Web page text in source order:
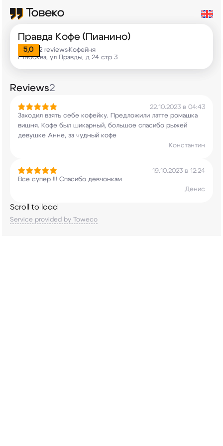
Правда Кофе (Пианино)
5,0 2 reviews•Кофейня
г Москва, ул Правды, д 24 стр 3
Reviews2
22.10.2023 в 04:43
Заходил взять себе кофейку. Предложили латте ромашка
вишня. Кофе был шикарный, большое спасибо рыжей
девушке Анне, за чудный кофе
Константин
19.10.2023 в 12:24
Все супер !!! Спасибо девчонкам
Денис
Scroll to load
Service provided by Toweco